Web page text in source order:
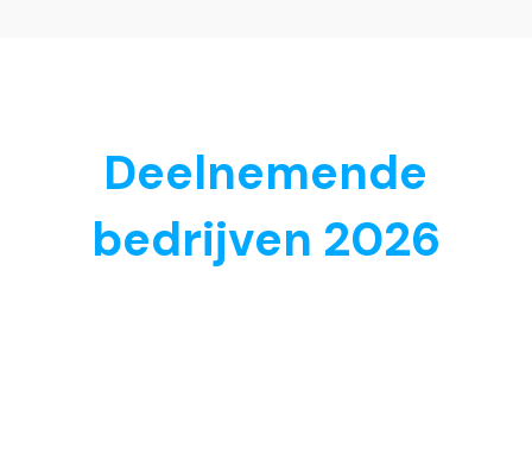
Deelnemende
bedrijven 2026